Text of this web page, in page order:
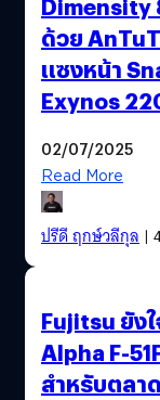
ด้วย
แซงหน้า
Exynos
02/07/2025
Read More
ปรีดี ฤกษ์วลีกุล|
Fujitsu ยัง
Alpha F-
สำหรับตล